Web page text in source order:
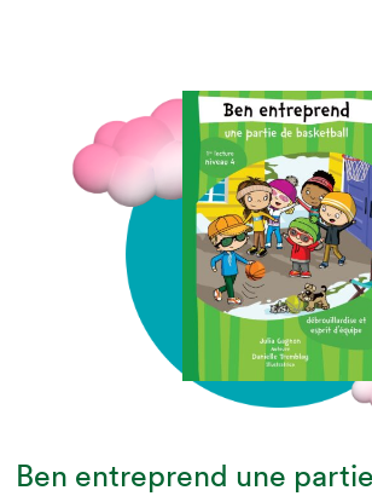
Ben entreprend une